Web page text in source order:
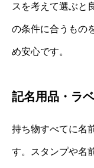
スを考えて選ぶと
の条件に合うもの
め安心です。
記名用品・ラ
持ち物すべてに名
す。スタンプや名